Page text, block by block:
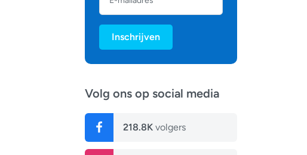
Inschrijven
Volg ons op social media
218.8K volgers